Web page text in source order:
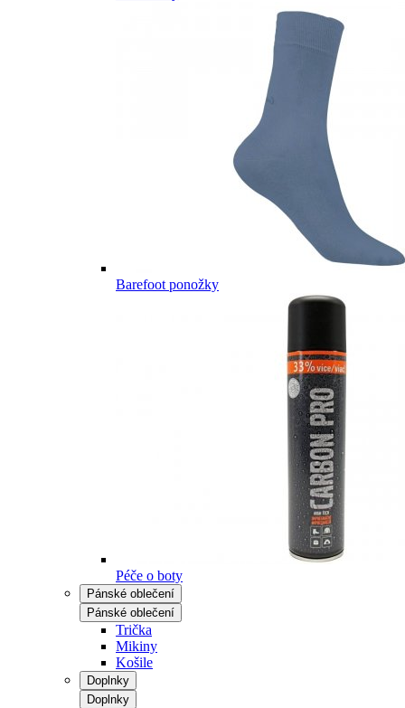
Barefoot ponožky
Péče o boty
Pánské oblečení
Pánské oblečení
Trička
Mikiny
Košile
Doplnky
Doplnky